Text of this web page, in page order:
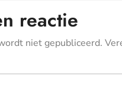
reactie
niet gepubliceerd.